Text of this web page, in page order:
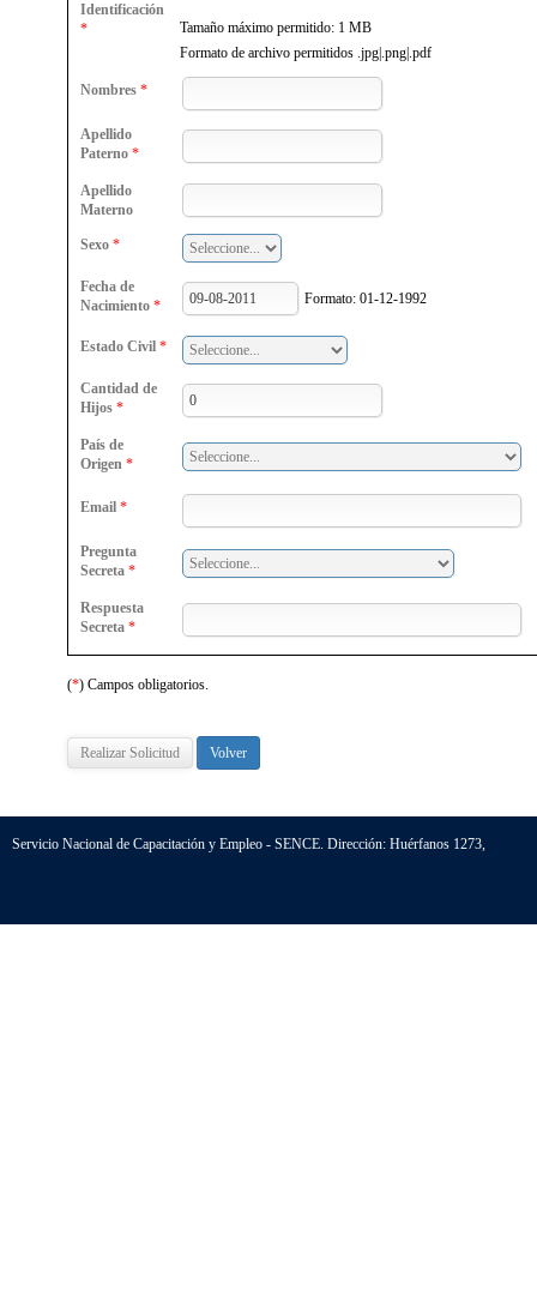
Identificación
*
Tamaño máximo permitido: 1 MB
Formato de archivo permitidos .jpg|.png|.pdf
Nombres *
Apellido
Paterno *
Apellido
Materno
Sexo *
Fecha de
Nacimiento * Formato: 01-12-1992
Estado Civil *
Cantidad de
Hijos *
País de
Origen *
Email *
Pregunta
Secreta *
Respuesta
Secreta *
(*) Campos obligatorios.
Volver
Servicio Nacional de Capacitación y Empleo - SENCE. Dirección: Huérfanos 1273,